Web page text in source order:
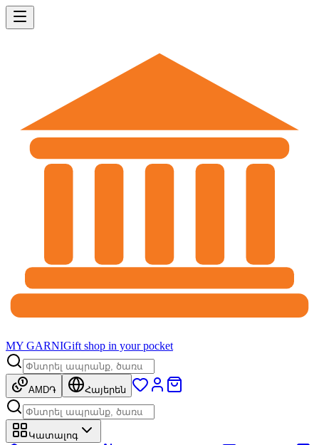
MY GARNIGift shop in your pocket
AMD֏ Հայերեն
Կատալոգ